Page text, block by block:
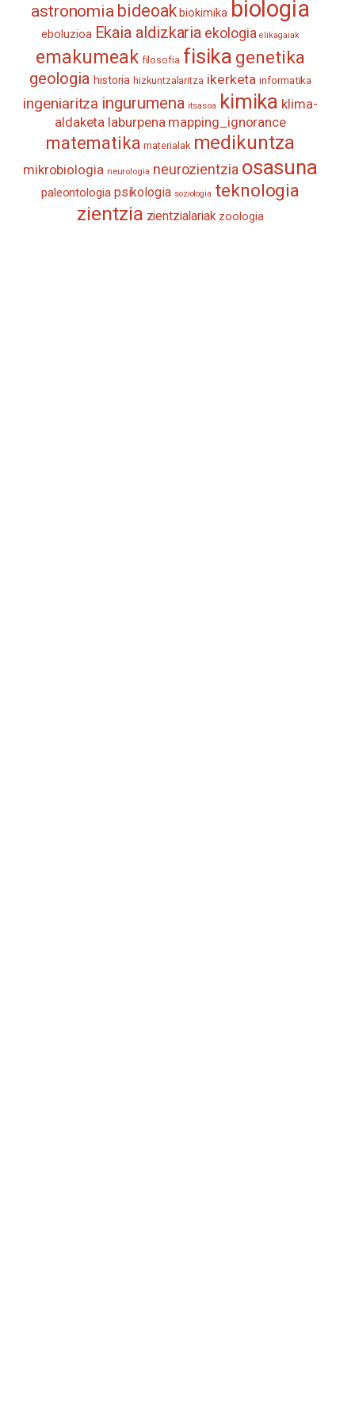
astronomia bideoak biokimika biologia
eboluzioa Ekaia aldizkaria ekologia elikagaiak
emakumeak filosofia fisika genetika
geologia historia hizkuntzalaritza ikerketa informatika
ingeniaritza ingurumena itsasoa kimika klima-
aldaketa laburpena mapping_ignorance
matematika materialak medikuntza
mikrobiologia neurologia neurozientzia osasuna
paleontologia psikologia soziologia teknologia
zientzia zientzialariak zoologia